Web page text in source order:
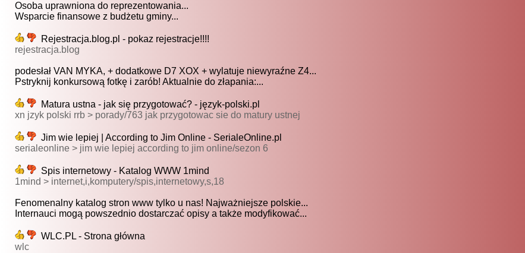
Osoba uprawniona do reprezentowania...
Wsparcie finansowe z budżetu gminy...
Rejestracja.blog.pl - pokaz rejestracje!!!!
rejestracja.blog
podesłał VAN MYKA, + dodatkowe D7 XOX + wylatuje niewyraźne Z4...
Pstryknij konkursową fotkę i zarób! Aktualnie do złapania:...
Matura ustna - jak się przygotować? - język-polski.pl
xn jzyk polski rrb > porady/763 jak przygotowac sie do matury ustnej
Jim wie lepiej | According to Jim Online - SerialeOnline.pl
serialeonline > jim wie lepiej according to jim online/sezon 6
Spis internetowy - Katalog WWW 1mind
1mind > internet,i,komputery/spis,internetowy,s,18
Fenomenalny katalog stron www tylko u nas! Najważniejsze polskie...
Internauci mogą powszednio dostarczać opisy a także modyfikować...
WLC.PL - Strona główna
wlc